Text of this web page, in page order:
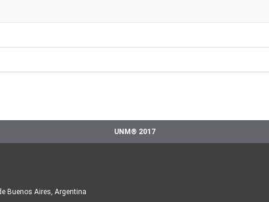
UNM® 2017
Buenos Aires, Argentina